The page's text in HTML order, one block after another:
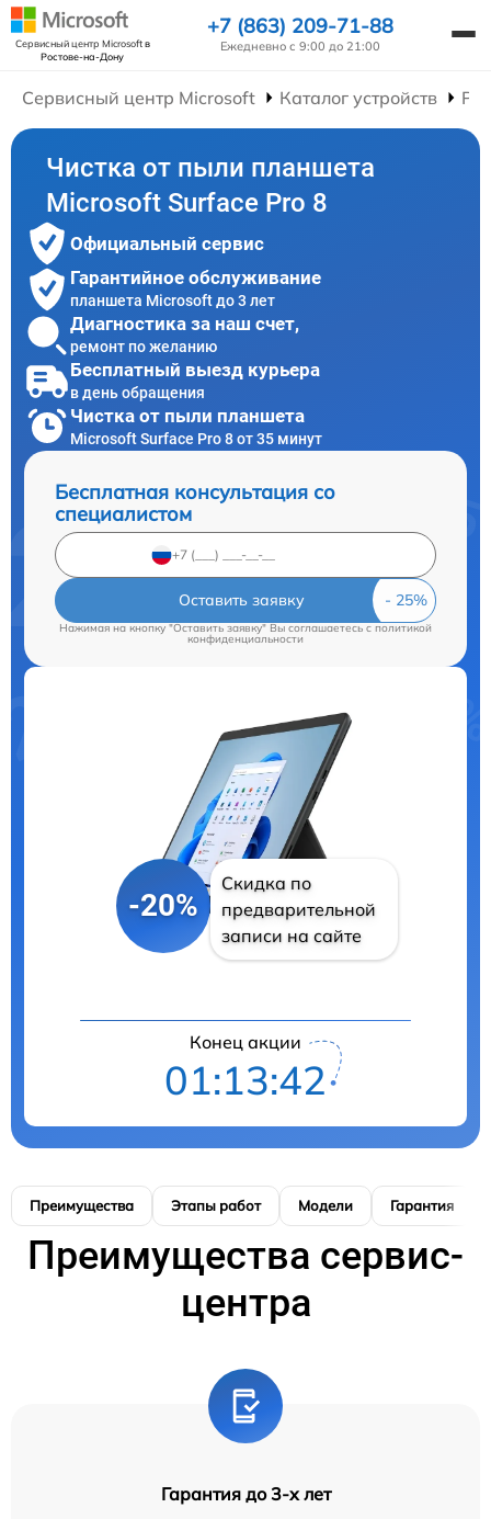
Сервисный центр Microsoftв
Ростове-на-Дону
+7 (863) 209-71-88
Ежедневно с 9:00 до 21:00
Сервисный центр Microsoft Каталог устройств
Чистка от пыли планшета
Microsoft Surface Pro 8
Официальный сервис
Гарантийное обслуживание
планшета Microsoft до 3 лет
Диагностика за наш счет,
ремонт по желанию
Бесплатный выезд курьера
в день обращения
Чистка от пыли планшета
Microsoft Surface Pro 8 от 35 минут
Бесплатная консультация со
специалистом
Оставить заявку
Нажимая на кнопку "Оставить заявку" Вы соглашаетесь cполитикой
конфиденциальности
-20%
Скидка по
предварительной
записи на сайте
Конец акции
01:13:41
Преимущества Этапы работ Модели Гарантия
Преимущества сервис-
центра
Гарантия до 3-х лет